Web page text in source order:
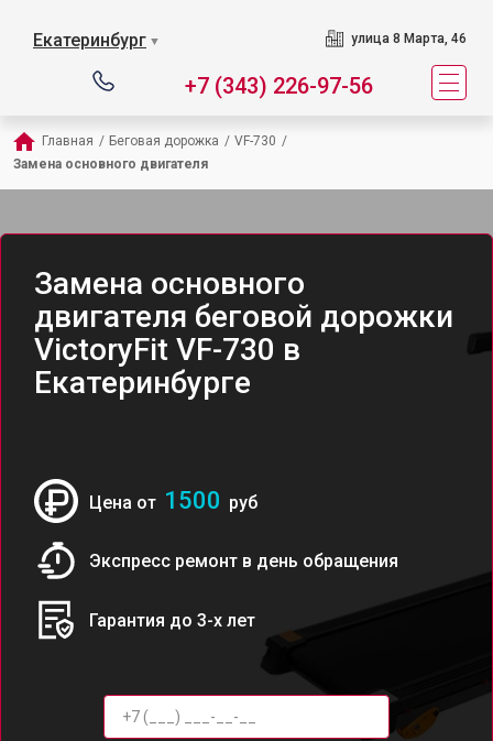
Екатеринбург ▼ улица 8 Марта, 46
+7 (343) 226-97-56
Главная / Беговая дорожка / VF-730 /
Замена основного двигателя
Замена основного
двигателя беговой дорожки
VictoryFit VF-730 в
Екатеринбурге
Цена от 1500 руб
Экспресс ремонт в день обращения
Гарантия до 3-х лет